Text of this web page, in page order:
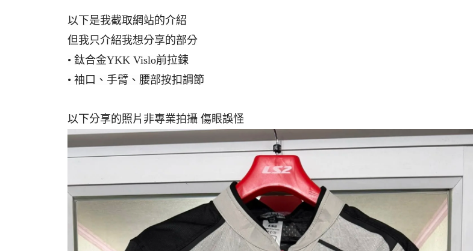
車
以下是我截取網站的介紹
但我只介紹我想分享的部分
• 鈦合金YKK Vislo前拉鍊
• 袖口、手臂、腰部按扣調節
以下分享的照片非專業拍攝 傷眼誤怪